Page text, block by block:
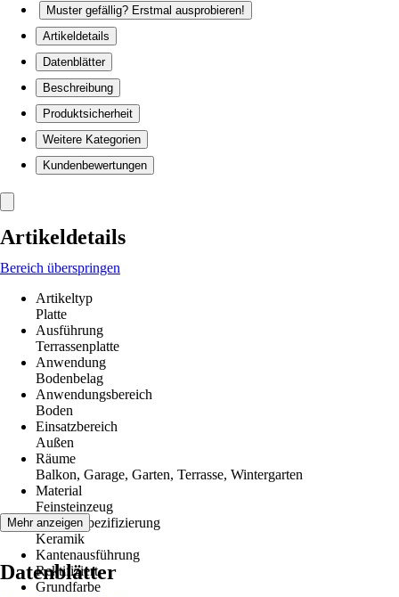
Muster gefällig? Erstmal ausprobieren!
Artikeldetails
Datenblätter
Beschreibung
Produktsicherheit
Weitere Kategorien
Kundenbewertungen
Artikeldetails
Bereich überspringen
Artikeltyp
Platte
Ausführung
Terrassenplatte
Anwendung
Bodenbelag
Anwendungsbereich
Boden
Einsatzbereich
Außen
Räume
Balkon, Garage, Garten, Terrasse, Wintergarten
Material
Feinsteinzeug
Materialspezifizierung
Keramik
Kantenausführung
Rektifiziert
Grundfarbe
Mehr anzeigen
Datenblätter